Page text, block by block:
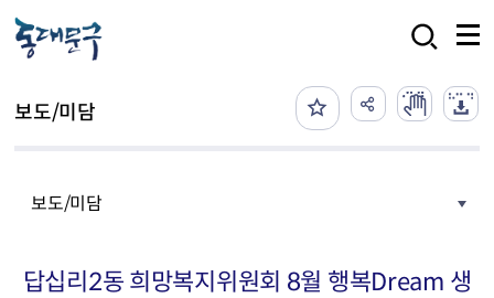
보도/미담
보도/미담
답십리2동 희망복지위원회 8월 행복Dream 생